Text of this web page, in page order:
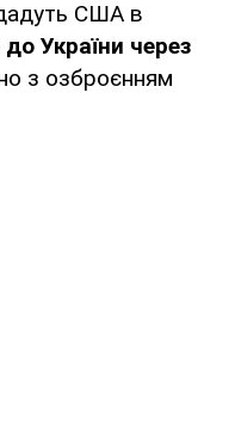
США в
України через
з озброєнням